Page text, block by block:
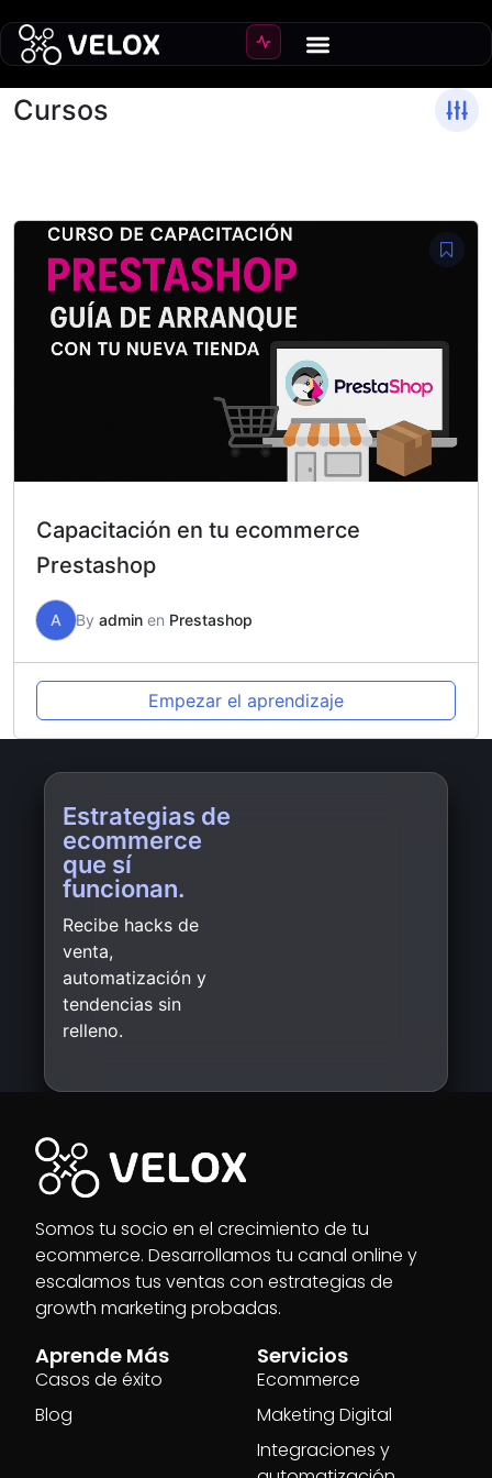
Cursos
Capacitación en tu ecommerce
Prestashop
A By admin en Prestashop
Empezar el aprendizaje
Estrategias de
ecommerce
que sí
funcionan.
Recibe hacks de
venta,
automatización y
tendencias sin
relleno.
Somos tu socio en el crecimiento de tu
ecommerce. Desarrollamos tu canal online y
escalamos tus ventas con estrategias de
growth marketing probadas.
Aprende Más
Casos de éxito
Blog
Servicios
Ecommerce
Maketing Digital
Integraciones y